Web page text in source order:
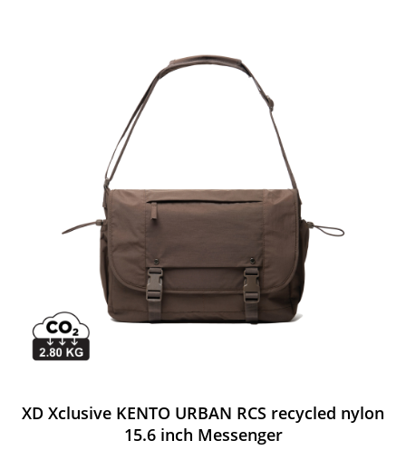
XD Xclusive KENTO URBAN RCS recycled nylon
15.6 inch Messenger